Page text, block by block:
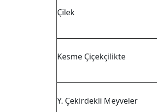
Çilek
Kesme Çiçekçilikte
Y. Çekirdekli Meyveler